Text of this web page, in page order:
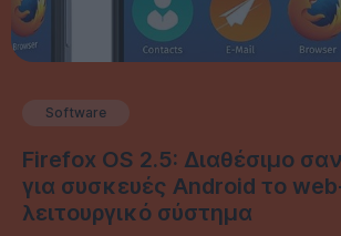
Software
Firefox OS 2.5: Διαθέσιμο
για συσκευές Android το
λειτουργικό σύστημα